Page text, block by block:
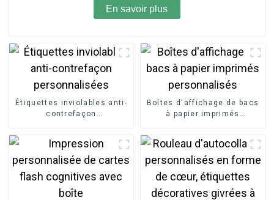
En savoir plus
Étiquettes inviolables anti-
contrefaçon
Boîtes d'affichage de bacs
à papier imprimés